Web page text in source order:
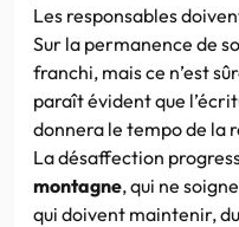
Les responsables
Sur la permanence de
franchi, mais ce n’est
paraît évident que
donnera le tempo de la
La désaffection
montagne, qui ne
qui doivent maintenir,